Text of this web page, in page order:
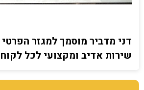
דני מדביר מוסמך למגזר
שירות אדיב ומקצועי לכל לקוח